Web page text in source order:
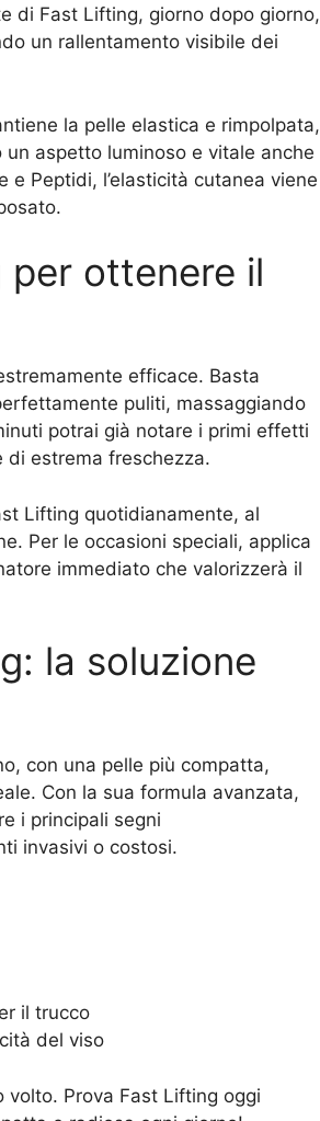
di Fast Lifting, giorno dopo giorno,
un rallentamento visibile dei
la pelle elastica e rimpolpata,
aspetto luminoso e vitale anche
e Peptidi, l’elasticità cutanea viene
ottenere il
efficace. Basta
puliti, massaggiando
potrai già notare i primi effetti
estrema freschezza.
Lifting quotidianamente, al
Per le occasioni speciali, applica
immediato che valorizzerà il
la soluzione
con una pelle più compatta,
Con la sua formula avanzata,
i principali segni
invasivi o costosi.
il trucco
del viso
Prova Fast Lifting oggi